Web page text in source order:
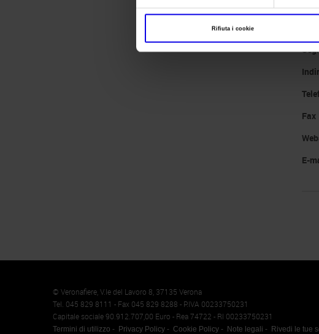
Rifiuta i cookie
E-
Fax
E-
Memento
© Veronafiere, V.le del Lavoro 8, 37135 Verona
Tel. 045 829 8111 - Fax 045 829 8288 - P.IVA 00233750231
Capitale sociale 90.912.707,00 Euro - Rea 74722 - RI 00233750231
Termini di utilizzo Privacy Policy Cookie Policy Note legali Rivedi le tue